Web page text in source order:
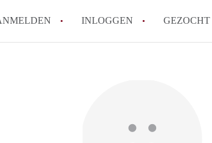
INLOGGEN GEZOCHT
Wat is de